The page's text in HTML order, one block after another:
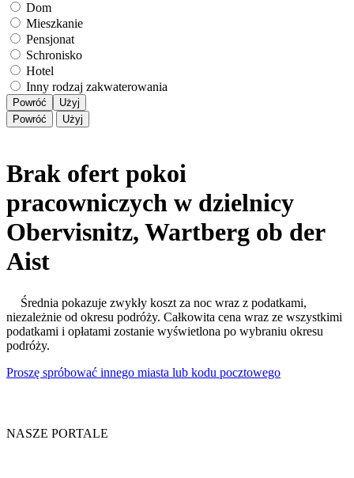
Dom
Mieszkanie
Pensjonat
Schronisko
Hotel
Inny rodzaj zakwaterowania
Powróć
Użyj
Powróć
Użyj
Brak ofert pokoi
pracowniczych w dzielnicy
Obervisnitz, Wartberg ob der
Aist
Średnia pokazuje zwykły koszt za noc wraz z podatkami,
niezależnie od okresu podróży. Całkowita cena wraz ze wszystkimi
podatkami i opłatami zostanie wyświetlona po wybraniu okresu
podróży.
Proszę spróbować innego miasta lub kodu pocztowego
NASZE PORTALE